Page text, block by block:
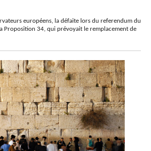
européens, la défaite lors du referendum du
Proposition 34, qui prévoyait le remplacement de